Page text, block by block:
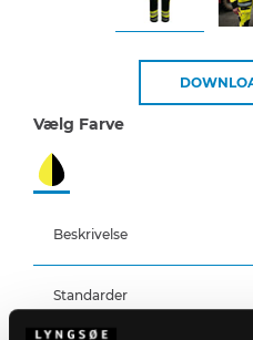
Vælg Farve
Beskrivelse
100% Polyester Stretch
Standarder